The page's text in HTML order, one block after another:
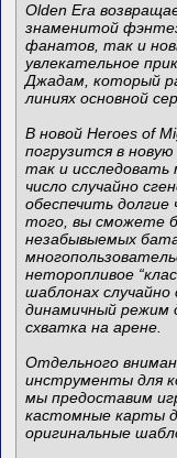
Olden Era
знаменитой
фанатов, так и
увлекательное
Джадам, который
линиях основной
В новой Heroes of
погрузится в
так и исследовать
число случайно
обеспечить долгие
того, вы сможете
незабывыемых
неторопливое
шаблонах случайно
динамичный режим
схватка на арене.
Отдельного
инструменты для
мы предоставим
кастомные карты
оригинальные